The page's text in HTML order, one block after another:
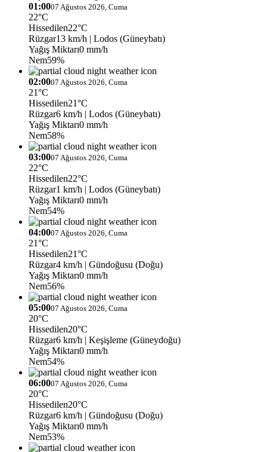
01:0007 Ağustos 2026, Cuma
22°C
Hissedilen22°C
Rüzgar13 km/h | Lodos (Güneybatı)
Yağış Miktarı0 mm/h
Nem59%
02:0007 Ağustos 2026, Cuma
21°C
Hissedilen21°C
Rüzgar6 km/h | Lodos (Güneybatı)
Yağış Miktarı0 mm/h
Nem58%
03:0007 Ağustos 2026, Cuma
22°C
Hissedilen22°C
Rüzgar1 km/h | Lodos (Güneybatı)
Yağış Miktarı0 mm/h
Nem54%
04:0007 Ağustos 2026, Cuma
21°C
Hissedilen21°C
Rüzgar4 km/h | Gündoğusu (Doğu)
Yağış Miktarı0 mm/h
Nem56%
05:0007 Ağustos 2026, Cuma
20°C
Hissedilen20°C
Rüzgar6 km/h | Keşişleme (Güneydoğu)
Yağış Miktarı0 mm/h
Nem54%
06:0007 Ağustos 2026, Cuma
20°C
Hissedilen20°C
Rüzgar6 km/h | Gündoğusu (Doğu)
Yağış Miktarı0 mm/h
Nem53%